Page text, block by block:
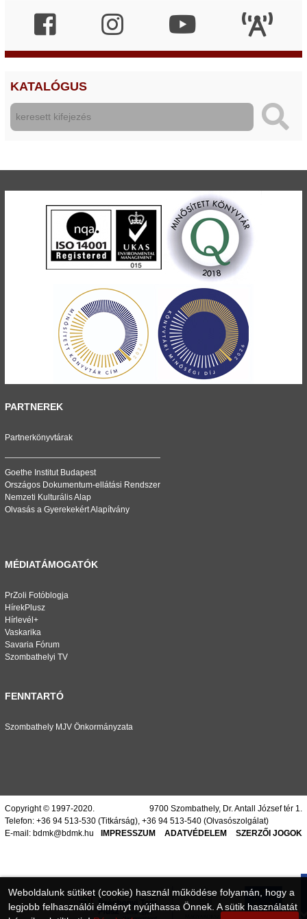
KATALÓGUS
PARTNEREK
Partnerkönyvtárak
Goethe Institut Budapest
Országos Dokumentum-ellátási Rendszer
Nemzeti Kulturális Alap
Olvasás a Gyerekekért Alapítvány
MÉDIATÁMOGATÓK
PrZoli Fotóblogja
HírekPlusz
Hírlevél+
Vaskarika
Savaria Fórum
Szombathelyi TV
FENNTARTÓ
Szombathely MJV Önkormányzata
Copyright © 1997-2020.
9700 Szombathely, Dr. Antall József tér 1.
Telefon: +36 94 513-530 (Titkárság), +36 94 513-540 (Olvasószolgálat)
E-mail: bdmk@bdmk.hu IMPRESSZUM ADATVÉDELEM SZERZŐI JOGOK
Weboldalunk sütiket (cookie) használ működése folyamán, hogy a
legjobb felhasználói élményt nyújthassa Önnek. A sütik használatát